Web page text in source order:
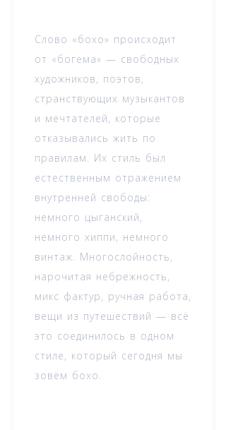
Слово «бохо» происходит
от «богема» — свободных
художников, поэтов,
странствующих музыкантов
и мечтателей, которые
отказывались жить по
правилам. Их стиль был
естественным отражением
внутренней свободы:
немного цыганский,
немного хиппи, немного
винтаж. Многослойность,
нарочитая небрежность,
микс фактур, ручная работа,
вещи из путешествий — всё
это соединилось в одном
стиле, который сегодня мы
зовём бохо.